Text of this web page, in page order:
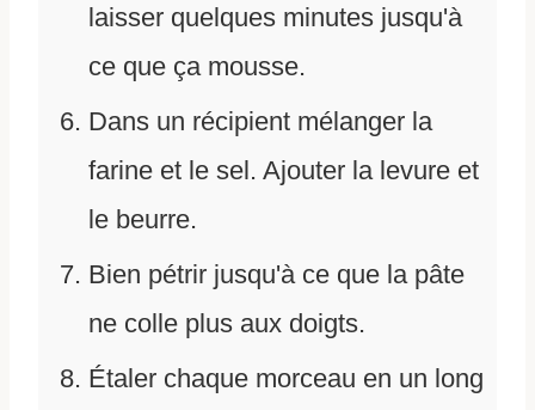
laisser quelques minutes jusqu'à
ce que ça mousse.
Dans un récipient mélanger la
farine et le sel. Ajouter la levure et
le beurre.
Bien pétrir jusqu'à ce que la pâte
ne colle plus aux doigts.
Étaler chaque morceau en un long